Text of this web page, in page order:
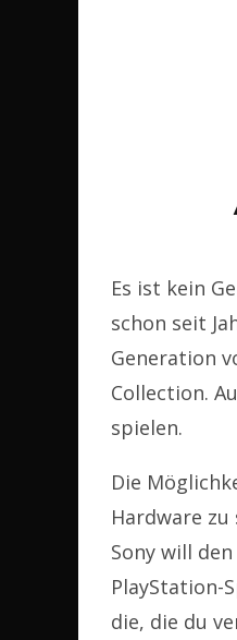
Es ist kein
schon seit
Generation
Collection.
spielen.
Die
Hardware
Sony will
PlayStation-
die, die du